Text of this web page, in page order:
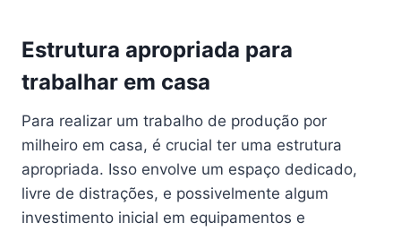
Estrutura apropriada para
trabalhar em casa
Para realizar um trabalho de produção por
milheiro em casa, é crucial ter uma estrutura
apropriada. Isso envolve um espaço dedicado,
livre de distrações, e possivelmente algum
investimento inicial em equipamentos e